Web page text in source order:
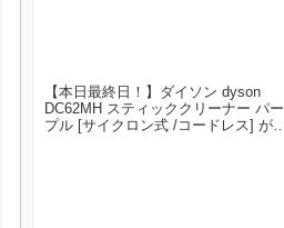
【本日最終日！】ダイソン dyson
DC62MH スティッククリーナー パー
プル [サイクロン式 /コードレス] が